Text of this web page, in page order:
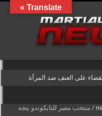
على العنف ضد المرأة
/ منتخب مصر للتايكوندو يتجه
Translate »